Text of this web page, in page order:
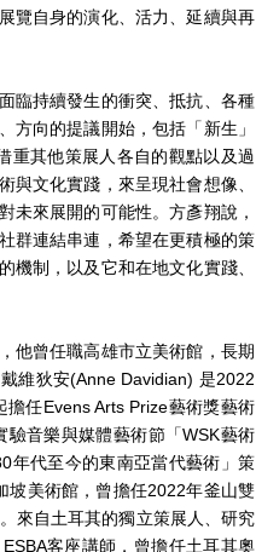
覽自身的演化、活力、延續與再
臨持續發生的衝突、抵抗、各種
方向的提議開始，包括「新生」
重其他策展人各自的觀點以及過
與文化實踐，來呈現社會想像、
未來展開的可能性。方彥翔說，
群連結串連，希望在更積極的策
機制，以及它和在地文化實踐、
他曾任職高雄市立美術館，長期
維狄安(Anne Davidian) 是2022
任Evens Arts Prize藝術獎藝術
音樂與媒體藝術節「WSK藝術
年代至今的東南亞當代藝術」策
坡美術館，曾擔任2022年釜山雙
來自土耳其的獨立策展人、研究
客座講師，曾擔任土耳其奧